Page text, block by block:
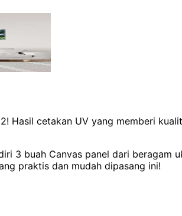
Hasil cetakan UV yang memberi
3 buah Canvas panel dari beragam
praktis dan mudah dipasang ini!